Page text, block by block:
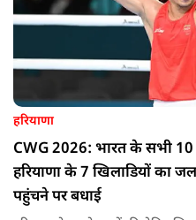
हरियाणा
CWG 2026: भारत के सभी
हरियाणा के 7 खिलाडियों का
पहुंचने पर बधाई